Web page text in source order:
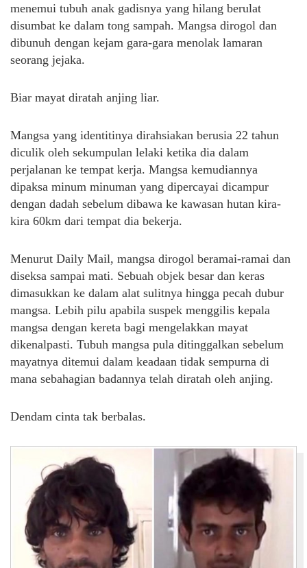
menemui tubuh anak gadisnya yang hilang berulat
disumbat ke dalam tong sampah. Mangsa dirogol dan
dibunuh dengan kejam gara-gara menolak lamaran
seorang jejaka.
Biar mayat diratah anjing liar.
Mangsa yang identitinya dirahsiakan berusia 22 tahun
diculik oleh sekumpulan lelaki ketika dia dalam
perjalanan ke tempat kerja. Mangsa kemudiannya
dipaksa minum minuman yang dipercayai dicampur
dengan dadah sebelum dibawa ke kawasan hutan kira-
kira 60km dari tempat dia bekerja.
Menurut Daily Mail, mangsa dirogol beramai-ramai dan
diseksa sampai mati. Sebuah objek besar dan keras
dimasukkan ke dalam alat sulitnya hingga pecah dubur
mangsa. Lebih pilu apabila suspek menggilis kepala
mangsa dengan kereta bagi mengelakkan mayat
dikenalpasti. Tubuh mangsa pula ditinggalkan sebelum
mayatnya ditemui dalam keadaan tidak sempurna di
mana sebahagian badannya telah diratah oleh anjing.
Dendam cinta tak berbalas.